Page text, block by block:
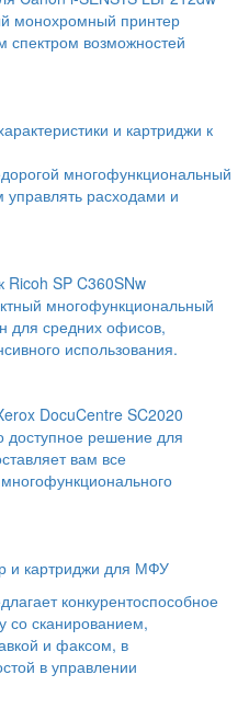
монохромный принтер
возможностей
и картриджи к
многофункциональный
управлять расходами и
Ricoh SP C360SNw
многофункциональный
для средних офисов,
использования.
DocuCentre SC2020
доступное решение для
вам все
и картриджи для МФУ
конкурентоспособное
со сканированием,
и факсом, в
в управлении